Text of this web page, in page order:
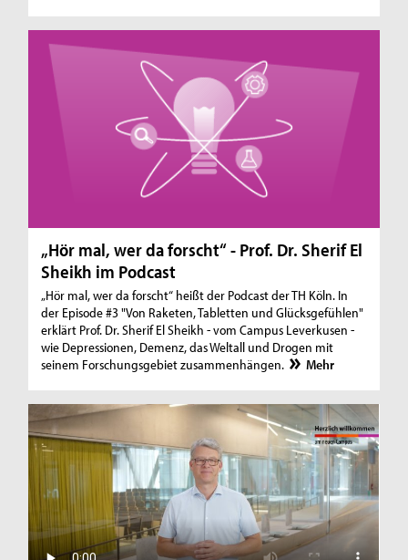
„Hör mal, wer da forscht“ - Prof. Dr. Sherif El
Sheikh im Podcast
„Hör mal, wer da forscht“ heißt der Podcast der TH Köln. In
der Episode #3 "Von Raketen, Tabletten und Glücksgefühlen"
erklärt Prof. Dr. Sherif El Sheikh - vom Campus Leverkusen -
wie Depressionen, Demenz, das Weltall und Drogen mit
seinem Forschungsgebiet zusammenhängen.
Mehr